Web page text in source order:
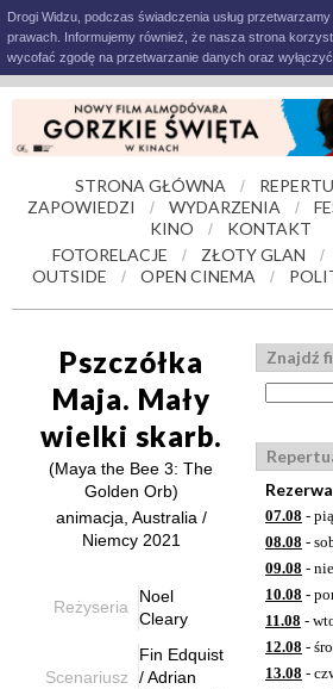
Drogi Widzu, podczas świadczenia usług
prawach. Informujemy również, że nasza strona
wycofać zgodę na przetwarzanie danych oraz
STRONA GŁÓWNA /
ZAPOWIEDZI / WYDARZENIA /
KINO /
KONTAKT
FOTORELACJE
/ ZŁOTY GLAN /
OUTSIDE
/ OPEN CINEMA /
Pszczółka
Maja. Mały
wielki skarb.
(Maya the Bee 3: The
Golden Orb)
animacja, Australia /
Niemcy 2021
Reżyseria
Noel
Cleary
Scenariusz
Fin Edquist
/ Adrian
Znajdź
07.08 -
08.08 -
09.08 -
10.08 -
11.08 -
12.08 -
13.08 -